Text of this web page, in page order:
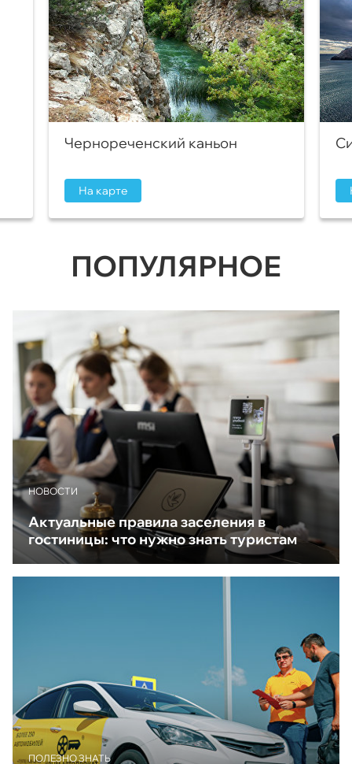
Чернореченский каньон
На карте
ПОПУЛЯРНОЕ
НОВОСТИ
Актуальные правила заселения в
гостиницы: что нужно знать туристам
ПОЛЕЗНО ЗНАТЬ